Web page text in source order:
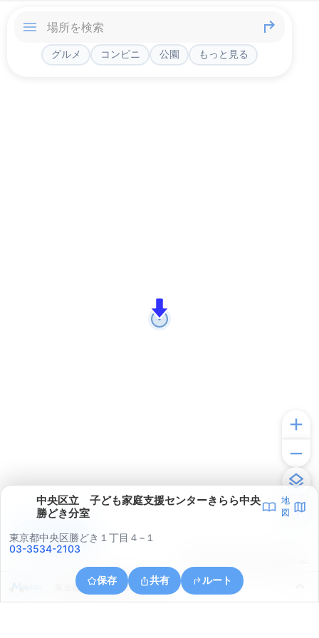
グルメ コンビニ 公園 もっと見る
中央区立 子ども家庭支援センターきらら中央
勝どき分室
地
図
東京都中央区勝どき１丁目４−１
03-3534-2103
保存 共有 ルート
東京都江東区有明１丁目１１
アプリで見る